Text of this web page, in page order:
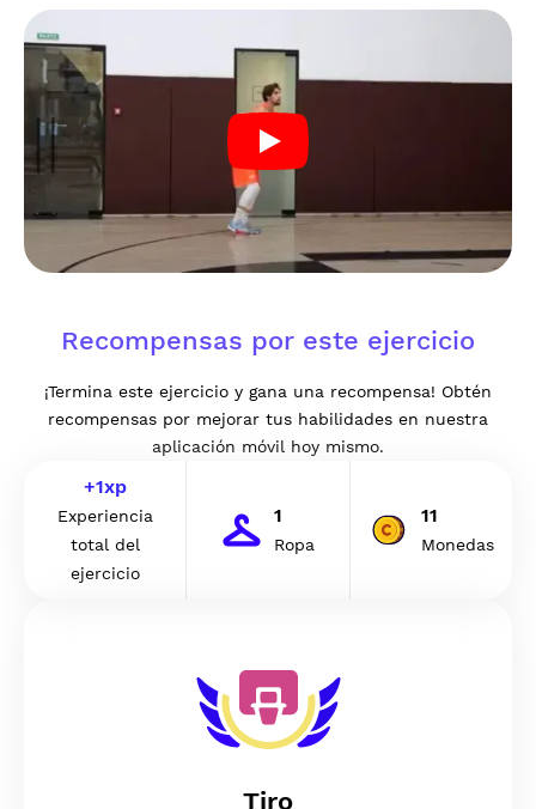
Recompensas por este ejercicio
¡Termina este ejercicio y gana una recompensa! Obtén
recompensas por mejorar tus habilidades en nuestra
aplicación móvil hoy mismo.
+1xp
Experiencia
total del
ejercicio
1
Ropa
11
Monedas
Tiro